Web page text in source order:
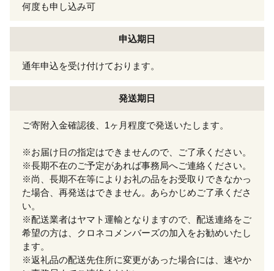
何度も申し込み可
申込期日
通年申込を受け付けております。
発送期日
ご寄附入金確認後、1ヶ月程度で発送いたします。
※お届け日の指定はできませんので、ご了承ください。
※長期不在のご予定があれば事務局へご連絡ください。
※尚、長期不在等によりお礼の品をお受取りできなかっ
た場合、再発送はできません。あらかじめご了承くださ
い。
※配送業者はヤマト運輸となりますので、配送連絡をご
希望の方は、クロネコメンバーズの加入をお勧めいたし
ます。
※返礼品の配送先住所に変更があった場合には、速やか